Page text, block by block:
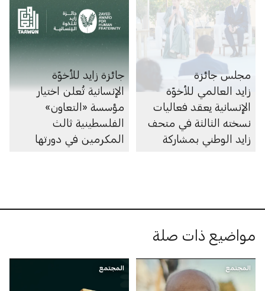
مجلس جائزة
زايد العالمي للأخوّة
الإنسانية يعقد فعاليات
نسخته الثالثة في متحف
زايد الوطني بمشاركة
جائزة زايد للأخوّة
الإنسانية تُعلن اختيار
مؤسسة «التعاون»
الفلسطينية ثالث
المكرمين في دورتها
مواضيع ذات صلة
المجتمع المجتمع